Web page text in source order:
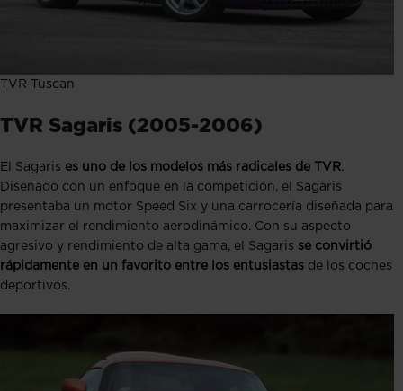
TVR Tuscan
TVR Sagaris (2005-2006)
El Sagaris es uno de los modelos más radicales de TVR.
Diseñado con un enfoque en la competición, el Sagaris
presentaba un motor Speed Six y una carrocería diseñada para
maximizar el rendimiento aerodinámico. Con su aspecto
agresivo y rendimiento de alta gama, el Sagaris se convirtió
rápidamente en un favorito entre los entusiastas de los coches
deportivos​​.